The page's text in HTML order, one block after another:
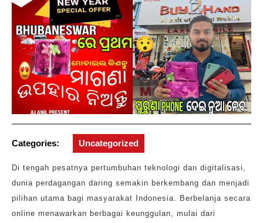
Categories: Uncategorized
Di tengah pesatnya pertumbuhan teknologi dan digitalisasi,
dunia perdagangan daring semakin berkembang dan menjadi
pilihan utama bagi masyarakat Indonesia. Berbelanja secara
online menawarkan berbagai keunggulan, mulai dari